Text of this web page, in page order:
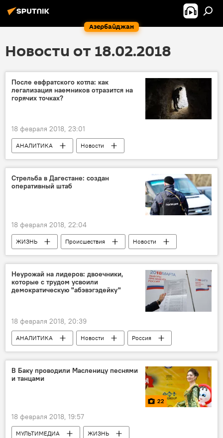
Азербайджан
Новости от 18.02.2018
После евфратского котла: как
легализация наемников отразится на
горячих точках?
18 февраля 2018, 23:01
АНАЛИТИКА
Новости
Новости мира
Россия
Сирия
Александр Хроленко
ЧВК
Авиаудар
Стрельба в Дагестане: создан
оперативный штаб
18 февраля 2018, 22:04
ЖИЗНЬ Происшествия
Новости
Россия
Дагестан
стрельба
жертвы
Неурожай на лидеров: двоечники,
которые с трудом усвоили
демократическую "абэвэгэдейку"
18 февраля 2018, 20:39
АНАЛИТИКА Новости
Россия
Россия
Петр Романов
Выборы президента
Президентские выборы в России
В Баку проводили Масленицу песнями
и танцами
22
18 февраля 2018, 19:57
МУЛЬТИМЕДИА
ЖИЗНЬ